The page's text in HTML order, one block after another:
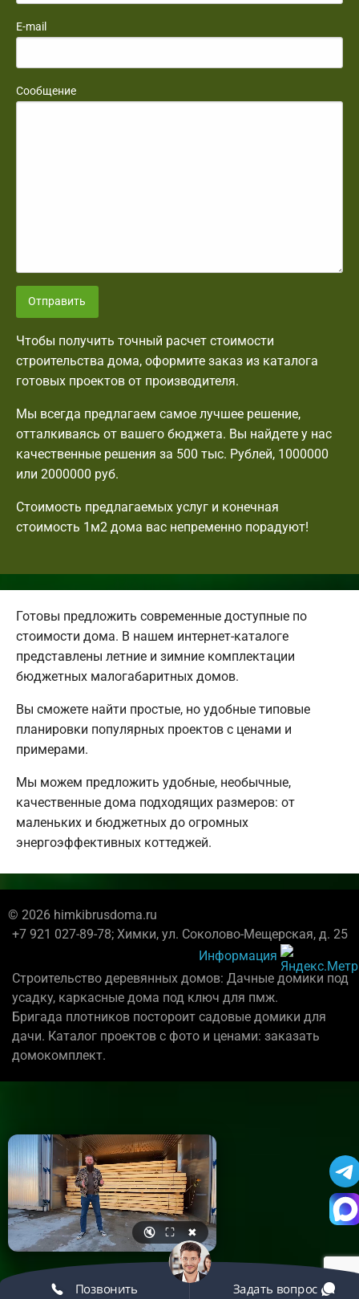
E-mail
Сообщение
Отправить
Чтобы получить точный расчет стоимости
строительства дома, оформите заказ из каталога
готовых проектов от производителя.
Мы всегда предлагаем самое лучшее решение,
отталкиваясь от вашего бюджета. Вы найдете у нас
качественные решения за 500 тыс. Рублей, 1000000
или 2000000 руб.
Стоимость предлагаемых услуг и конечная
стоимость 1м2 дома вас непременно порадуют!
Готовы предложить современные доступные по
стоимости дома. В нашем интернет-каталоге
представлены летние и зимние комплектации
бюджетных малогабаритных домов.
Вы сможете найти простые, но удобные типовые
планировки популярных проектов с ценами и
примерами.
Мы можем предложить удобные, необычные,
качественные дома подходящих размеров: от
маленьких и бюджетных до огромных
энергоэффективных коттеджей.
© 2026 himkibrusdoma.ru
+7 921 027-89-78; Химки, ул. Соколово-Мещерская, д. 25
Информация
Строительство деревянных домов: Дачные домики под
усадку, каркасные дома под ключ для пмж.
Бригада плотников постороит садовые домики для
дачи. Каталог проектов с фото и ценами: заказать
домокомплект.
🔇 ⛶ ✖
Позвонить Задать вопрос